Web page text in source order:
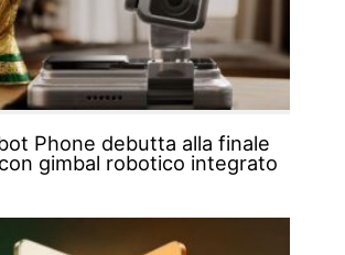
Phone debutta alla finale
gimbal robotico integrato